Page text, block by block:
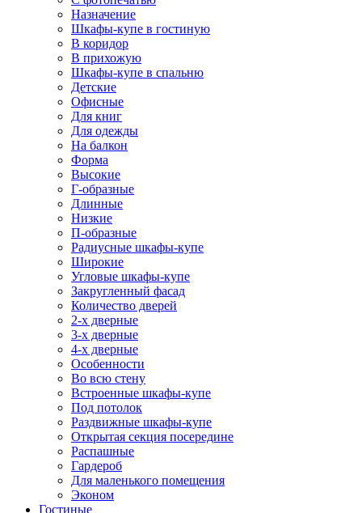
Назначение
Шкафы-купе в гостиную
В коридор
В прихожую
Шкафы-купе в спальню
Детские
Офисные
Для книг
Для одежды
На балкон
Форма
Высокие
Г-образные
Длинные
Низкие
П-образные
Радиусные шкафы-купе
Широкие
Угловые шкафы-купе
Закругленный фасад
Количество дверей
2-х дверные
3-х дверные
4-х дверные
Особенности
Во всю стену
Встроенные шкафы-купе
Под потолок
Раздвижные шкафы-купе
Открытая секция посередине
Распашные
Гардероб
Для маленького помещения
Эконом
Гостиные